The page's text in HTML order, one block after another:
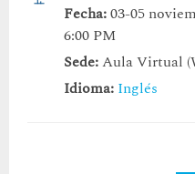
Fecha:03-05
6:00 PM
Sede:Aula Virtual
Idioma: Inglés